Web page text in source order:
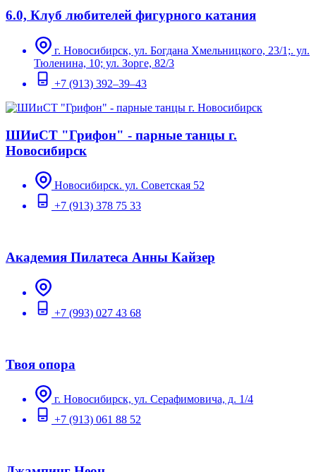
6.0, Клуб любителей фигурного катания
г. Новосибирск, ул. Богдана Хмельницкого, 23/1;. ул.
Тюленина, 10; ул. Зорге, 82/3
+7 (913) 392–39–43
ШИиСТ "Грифон" - парные танцы г.
Новосибирск
Новосибирск. ул. Советская 52
+7 (913) 378 75 33
Академия Пилатеса Анны Кайзер
+7 (993) 027 43 68
Твоя опора
г. Новосибирск, ул. Серафимовича, д. 1/4
+7 (913) 061 88 52